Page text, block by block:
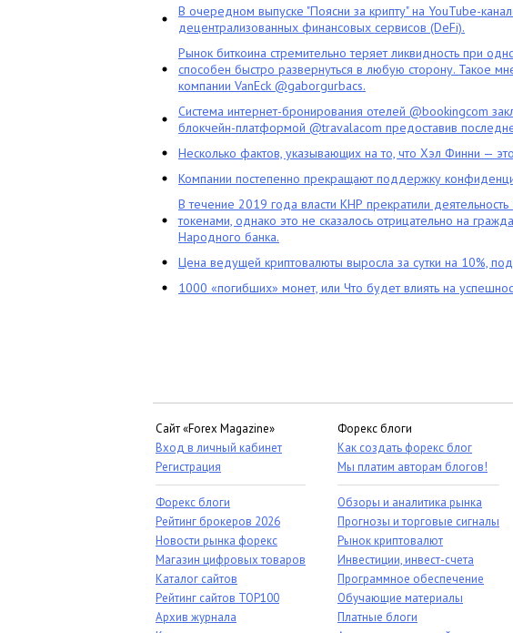
В очередном выпуске "Поясни за крипту" на YouTube-
децентрализованных финансовых сервисов (DeFi).
Рынок биткоина стремительно теряет ликвидность при
способен быстро развернуться в любую сторону. Такое
компании VanEck @gaborgurbacs.
Система интернет-бронирования отелей @bookingcom
блокчейн-платформой @travalacom предоставив
Несколько фактов, указывающих на то, что Хэл Финни —
Компании постепенно прекращают поддержку
В течение 2019 года власти КНР прекратили
токенами, однако это не сказалось отрицательно на
Народного банка.
Цена ведущей криптовалюты выросла за сутки на 10%,
1000 «погибших» монет, или Что будет влиять на
Сайт «Forex Magazine»
Вход в личный кабинет
Регистрация
Форекс блоги
Рейтинг брокеров 2026
Новости рынка форекс
Магазин цифровых товаров
Каталог сайтов
Рейтинг сайтов TOP100
Архив журнала
Форекс блоги
Как создать форекс блог
Мы платим авторам блогов!
Обзоры и аналитика рынка
Прогнозы и торговые сигналы
Рынок криптовалют
Инвестиции, инвест-счета
Программное обеспечение
Обучающие материалы
Платные блоги